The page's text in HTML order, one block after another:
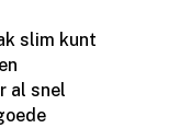
slim kunt
al snel